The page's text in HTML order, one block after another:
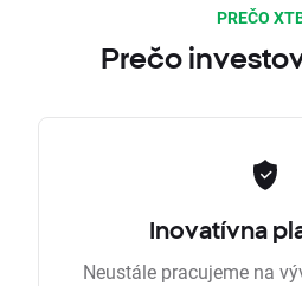
PREČO
Prečo
Inovatívna
Neustále pracujeme na